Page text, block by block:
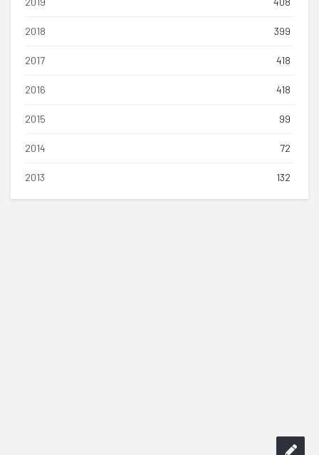
2018 399
2017 418
2016 418
2015 99
2014 72
2013 132